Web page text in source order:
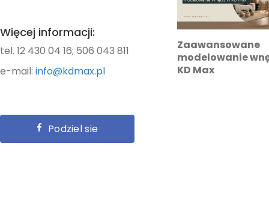
Więcej informacji:
tel. 12 430 04 16; 506 043 811
e-mail: info@kdmax.pl
Podziel sie
Zaawansowane
modelowanie
KD Max